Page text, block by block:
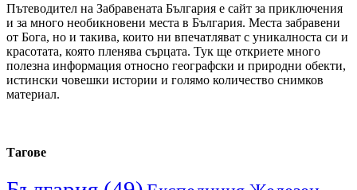
Пътеводител на Забравената България е сайт за приключения
и за много необикновени места в България. Места забравени
от Бога, но и такива, които ни впечатляват с уникалноста си и
красотата, която пленява сърцата. Тук ще откриете много
полезна информация относно географски и природни обекти,
истински човешки истории и голямо количество снимков
материал.
Тагове